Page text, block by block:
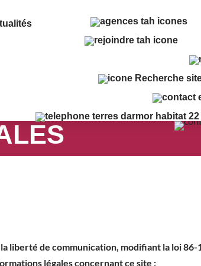
HABITAT
liberté de communication, modifiant la loi
légales concernant ce site :